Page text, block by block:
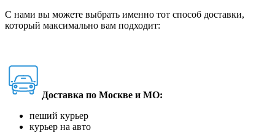
С нами вы можете выбрать именно тот способ доставки,
который максимально вам подходит:
Доставка по Москве и МО:
пеший курьер
курьер на авто